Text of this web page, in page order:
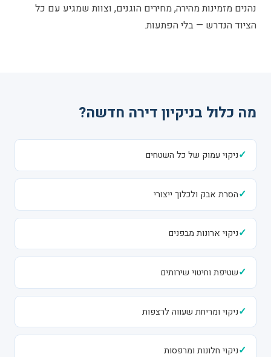
נהנים מזמינות מהירה, מחירים הוגנים, וצוות שמגיע עם כל
הציוד הנדרש — בלי הפתעות.
מה כלול בניקיון דירה חדשה?
✓ניקוי עמוק של כל השטחים
✓הסרת אבק ולכלוך ייצורי
✓ניקוי ארונות מבפנים
✓שטיפת וחיטוי שירותים
✓ניקוי ומריחת שעווה לרצפות
✓ניקוי חלונות ומרפסות